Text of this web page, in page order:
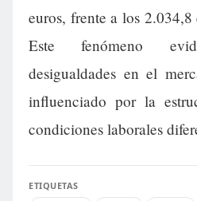
euros, frente a los 2.034,8
Este fenómeno
desigualdades en el
influenciado por la
condiciones laborales
ETIQUETAS